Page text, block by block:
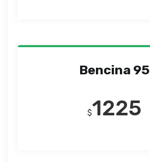
Bencina 95
$1225